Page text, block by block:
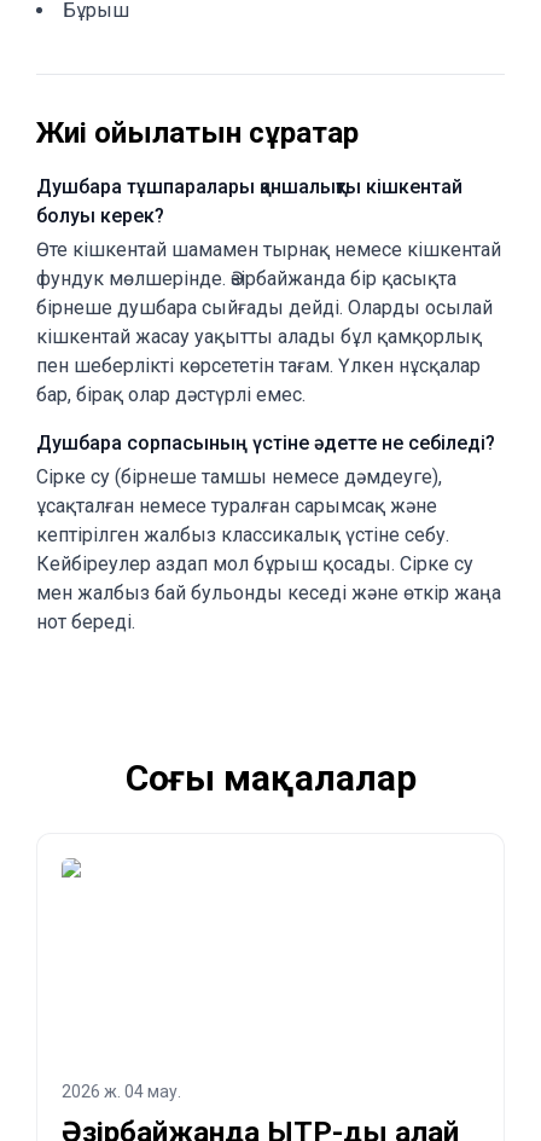
Бұрыш
Жиі қойылатын сұрақтар
Душбара тұшпаралары қаншалықты кішкентай
болуы керек?
Өте кішкентай шамамен тырнақ немесе кішкентай
фундук мөлшерінде. Әзірбайжанда бір қасықта
бірнеше душбара сыйғады дейді. Оларды осылай
кішкентай жасау уақытты алады бұл қамқорлық
пен шеберлікті көрсететін тағам. Үлкен нұсқалар
бар, бірақ олар дәстүрлі емес.
Душбара сорпасының үстіне әдетте не себіледі?
Сірке су (бірнеше тамшы немесе дәмдеуге),
ұсақталған немесе туралған сарымсақ және
кептірілген жалбыз классикалық үстіне себу.
Кейбіреулер аздап мол бұрыш қосады. Сірке су
мен жалбыз бай бульонды кеседі және өткір жаңа
нот береді.
Соңғы мақалалар
2026 ж. 04 мау.
Әзірбайжанда ЫТР-ды қалай